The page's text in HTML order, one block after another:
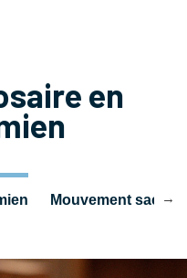
en
Mouvement